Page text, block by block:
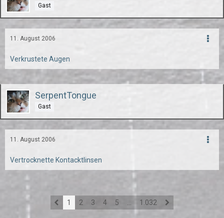
Gast
11. August 2006
Verkrustete Augen
SerpentTongue
Gast
11. August 2006
Vertrocknette Kontacktlinsen
1 2 3 4 5 1.032